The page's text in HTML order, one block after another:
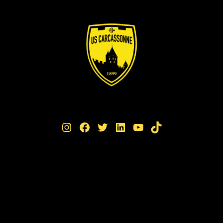
Instagram Facebook Twitter LinkedIn YouTube TikTok